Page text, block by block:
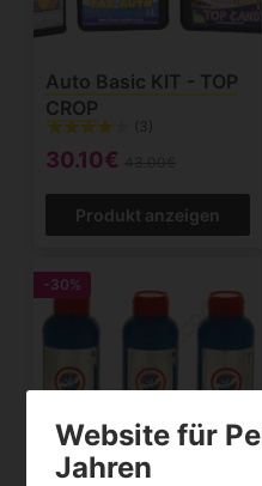
Auto Basic KIT - TOP
CROP
(3)
30.10€
Produkt anzeigen
-30%
Website für
Jahren